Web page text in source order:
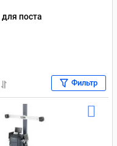
поста
Фильтр